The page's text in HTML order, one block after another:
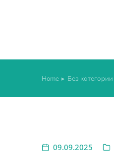
You are here:
Home Без категории
09.09.2025